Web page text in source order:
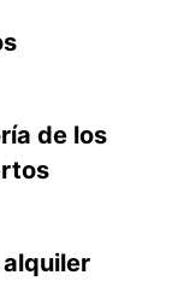
de los